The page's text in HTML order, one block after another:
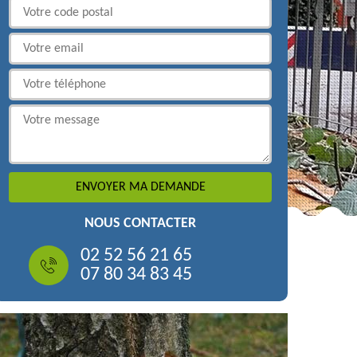
NOUS CONTACTER
02 52 56 21 65
07 80 34 83 45